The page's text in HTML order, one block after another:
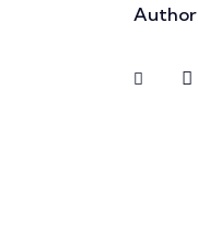
Author